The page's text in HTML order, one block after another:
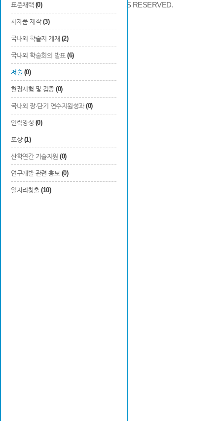
표준채택 (0)
시제품 제작 (3)
국내외 학술지 게재 (2)
국내외 학술회의 발표 (6)
저술 (0)
현장시험 및 검증 (0)
국내외 장·단기 연수지원성과 (0)
인력양성 (0)
포상 (1)
산학연간 기술지원 (0)
연구개발 관련 홍보 (0)
일자리창출 (10)
COPYRIGHTS © 2014 KAIA, ALL RIGHTS RESERVED.